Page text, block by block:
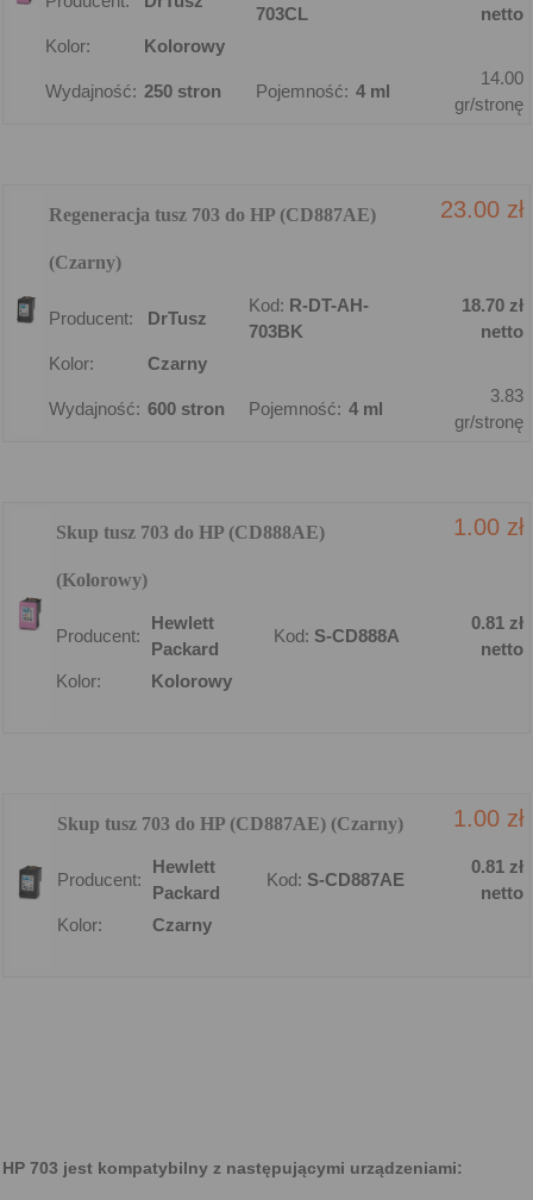
703CL
netto
Kolor:
Kolorowy
Wydajność: 250 stron Pojemność: 4 ml
14.00
gr/stronę
Regeneracja tusz 703 do HP (CD887AE)
(Czarny)
23.00 zł
Producent: DrTusz
Kod: R-DT-AH-
703BK
18.70 zł
netto
Kolor:
Czarny
Wydajność: 600 stron Pojemność: 4 ml
3.83
gr/stronę
Skup tusz 703 do HP (CD888AE)
(Kolorowy)
1.00 zł
Producent:
Hewlett
Packard
Kod: S-CD888A
0.81 zł
netto
Kolor:
Kolorowy
Skup tusz 703 do HP (CD887AE) (Czarny) 1.00 zł
Producent:
Hewlett
Packard
Kod: S-CD887AE
0.81 zł
netto
Kolor:
Czarny
HP 703 jest kompatybilny z następującymi urządzeniami: